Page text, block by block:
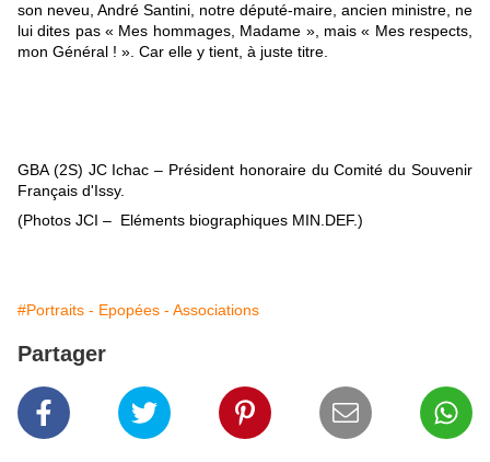
son neveu, André Santini, notre député-maire, ancien ministre, ne
lui dites pas « Mes hommages, Madame », mais « Mes respects,
mon Général ! ». Car elle y tient, à juste titre.
GBA (2S) JC Ichac – Président honoraire du Comité du Souvenir
Français d'Issy.
(Photos JCI – Eléments biographiques MIN.DEF.)
#Portraits - Epopées - Associations
Partager